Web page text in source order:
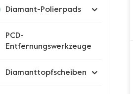
Diamant-Polierpads
PCD-
Entfernungswerkzeuge
Diamanttopfscheiben